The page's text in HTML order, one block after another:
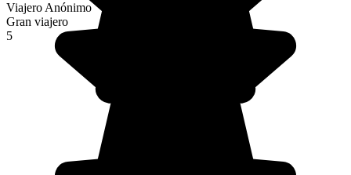
Viajero Anónimo
Gran viajero
5